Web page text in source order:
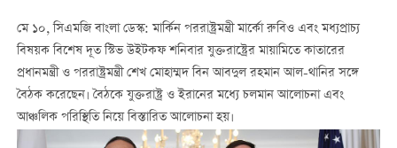
মে ১০, সিএমজি বাংলা ডেস্ক: মার্কিন পররাষ্ট্রমন্ত্রী মার্কো রুবিও এবং মধ্যপ্রাচ্য
বিষয়ক বিশেষ দূত স্টিভ উইটকফ শনিবার যুক্তরাষ্ট্রের মায়ামিতে কাতারের
প্রধানমন্ত্রী ও পররাষ্ট্রমন্ত্রী শেখ মোহাম্মদ বিন আবদুল রহমান আল-থানির সঙ্গে
বৈঠক করেছেন। বৈঠকে যুক্তরাষ্ট্র ও ইরানের মধ্যে চলমান আলোচনা এবং
আঞ্চলিক পরিস্থিতি নিয়ে বিস্তারিত আলোচনা হয়।